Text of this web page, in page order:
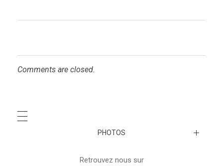
Comments are closed.
PHOTOS
Retrouvez nous sur